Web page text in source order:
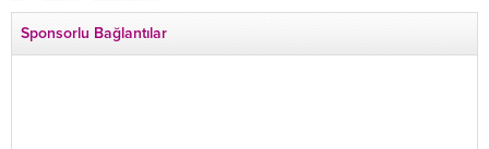
İlçe Başkan Yardımcısı Özgür Avcı “Evime
Sponsorlu Bağlantılar